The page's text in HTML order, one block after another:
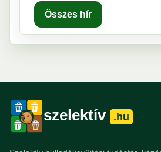
Összes hír
szelektív .hu